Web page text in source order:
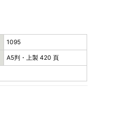
1095
A5判・上製 420 頁